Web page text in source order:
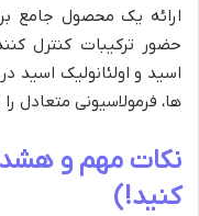
ارائه یک محصول جامع
اسید و اولئانولیک اسید
ها، فرمولاسیونی متعادل
نکات مهم و
کنید!)